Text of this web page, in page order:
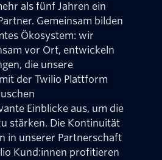
als fünf Jahren ein
Gemeinsam bilden
Ökosystem: wir
vor Ort, entwickeln
die unsere
der Twilio Plattform
Einblicke aus, um die
stärken. Die Kontinuität
in unserer Partnerschaft
Kund:innen profitieren